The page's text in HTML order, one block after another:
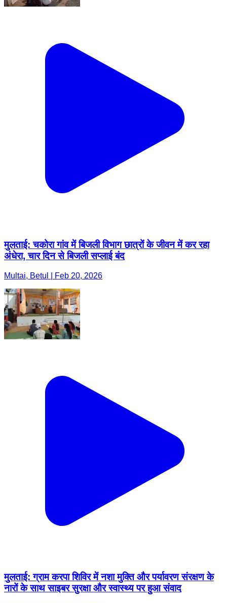
मुलताई: चकोरा गांव में बिजली विभाग छात्रों के जीवन में कर रहा
अंधेरा, चार दिन से बिजली सप्लाई बंद
Multai, Betul | Feb 20, 2026
मुलताई: ग्राम करपा शिविर में नशा मुक्ति और पर्यावरण संरक्षण के
नारों के साथ साइबर सुरक्षा और स्वास्थ्य पर हुआ संवाद